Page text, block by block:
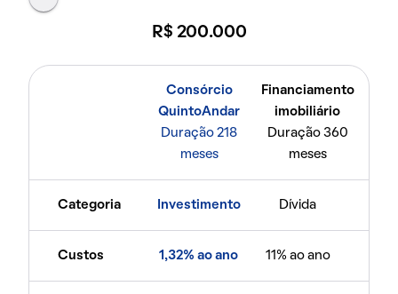
R$ 200.000
Consórcio
QuintoAndar
Duração 218
meses
Financiamento
imobiliário
Duração 360
meses
Categoria Investimento Dívida
Custos 1,32% ao ano 11% ao ano